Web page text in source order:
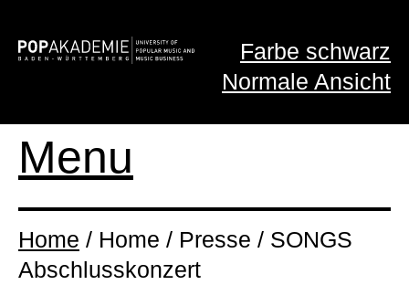
Farbe schwarz
Normale Ansicht
Menu
Home / Home / Presse / SONGS
Abschlusskonzert